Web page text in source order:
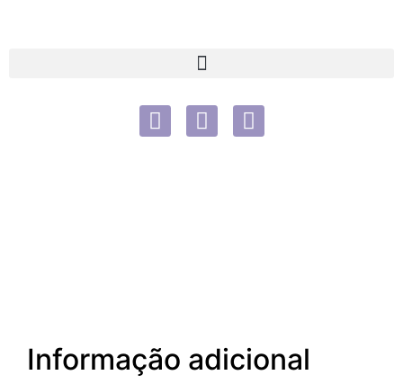
Informação adicional